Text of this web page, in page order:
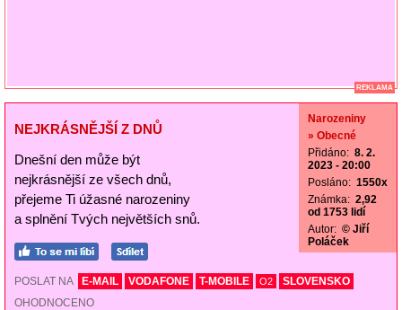
REKLAMA
NEJKRÁSNĚJŠÍ Z DNŮ
Dnešní den může být
nejkrásnější ze všech dnů,
přejeme Ti úžasné narozeniny
a splnění Tvých největších snů.
Narozeniny
» Obecné
Přidáno: 8. 2.
2023 - 20:00
Posláno: 1550x
Známka: 2,92
od 1753 lidí
Autor: © Jiří
Poláček
POSLAT NA E-MAIL VODAFONE T-MOBILE O2
SLOVENSKO
OHODNOCENO